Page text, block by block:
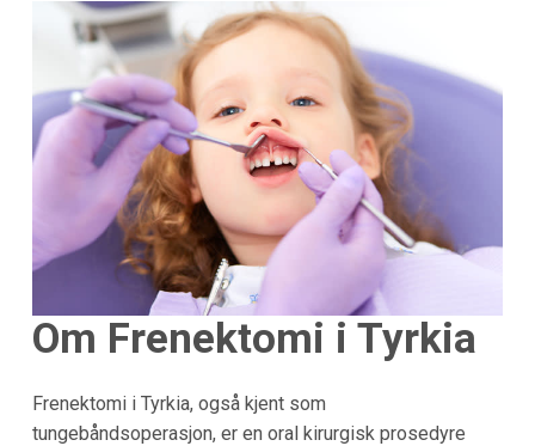
Om Frenektomi i Tyrkia
Frenektomi i Tyrkia, også kjent som
tungebåndsoperasjon, er en oral kirurgisk prosedyre